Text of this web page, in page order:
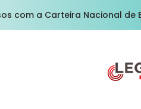
com a Carteira Nacional de